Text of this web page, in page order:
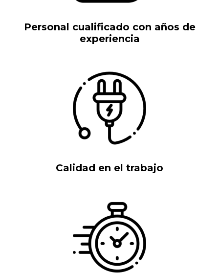
Personal cualificado con años de
experiencia
Calidad en el trabajo